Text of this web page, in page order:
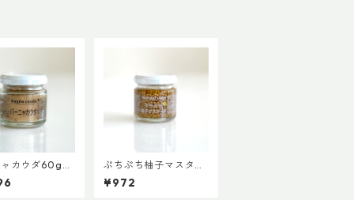
ャカウダ60g
ンド・ニュー
円以上送
ぷちぷち柚子マスター
ド60g 【ファイン
ド・ニューズ】【3,98
¥972